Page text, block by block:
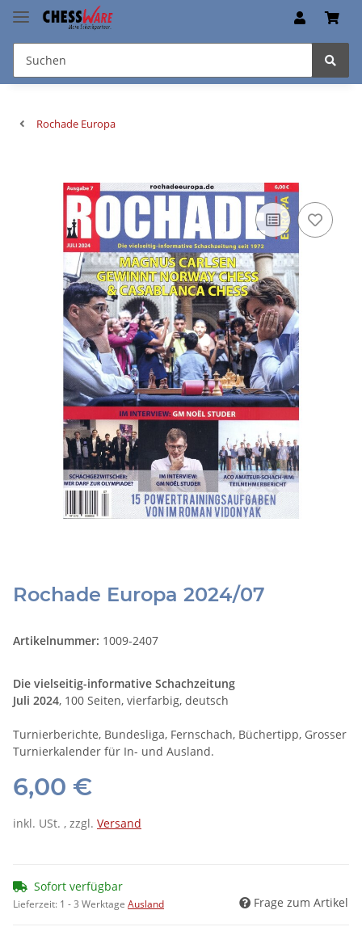
Rochade Europa
Rochade Europa 2024/07
Artikelnummer: 1009-2407
Die vielseitig-informative Schachzeitung
Juli 2024, 100 Seiten, vierfarbig, deutsch
Turnierberichte, Bundesliga, Fernschach, Büchertipp, Grosser
Turnierkalender für In- und Ausland.
6,00 €
inkl. USt. , zzgl. Versand
Sofort verfügbar
Lieferzeit: 1 - 3 Werktage Ausland Frage zum Artikel